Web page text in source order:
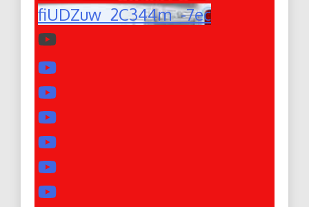
fiUDZuw_2C344m_-7ec